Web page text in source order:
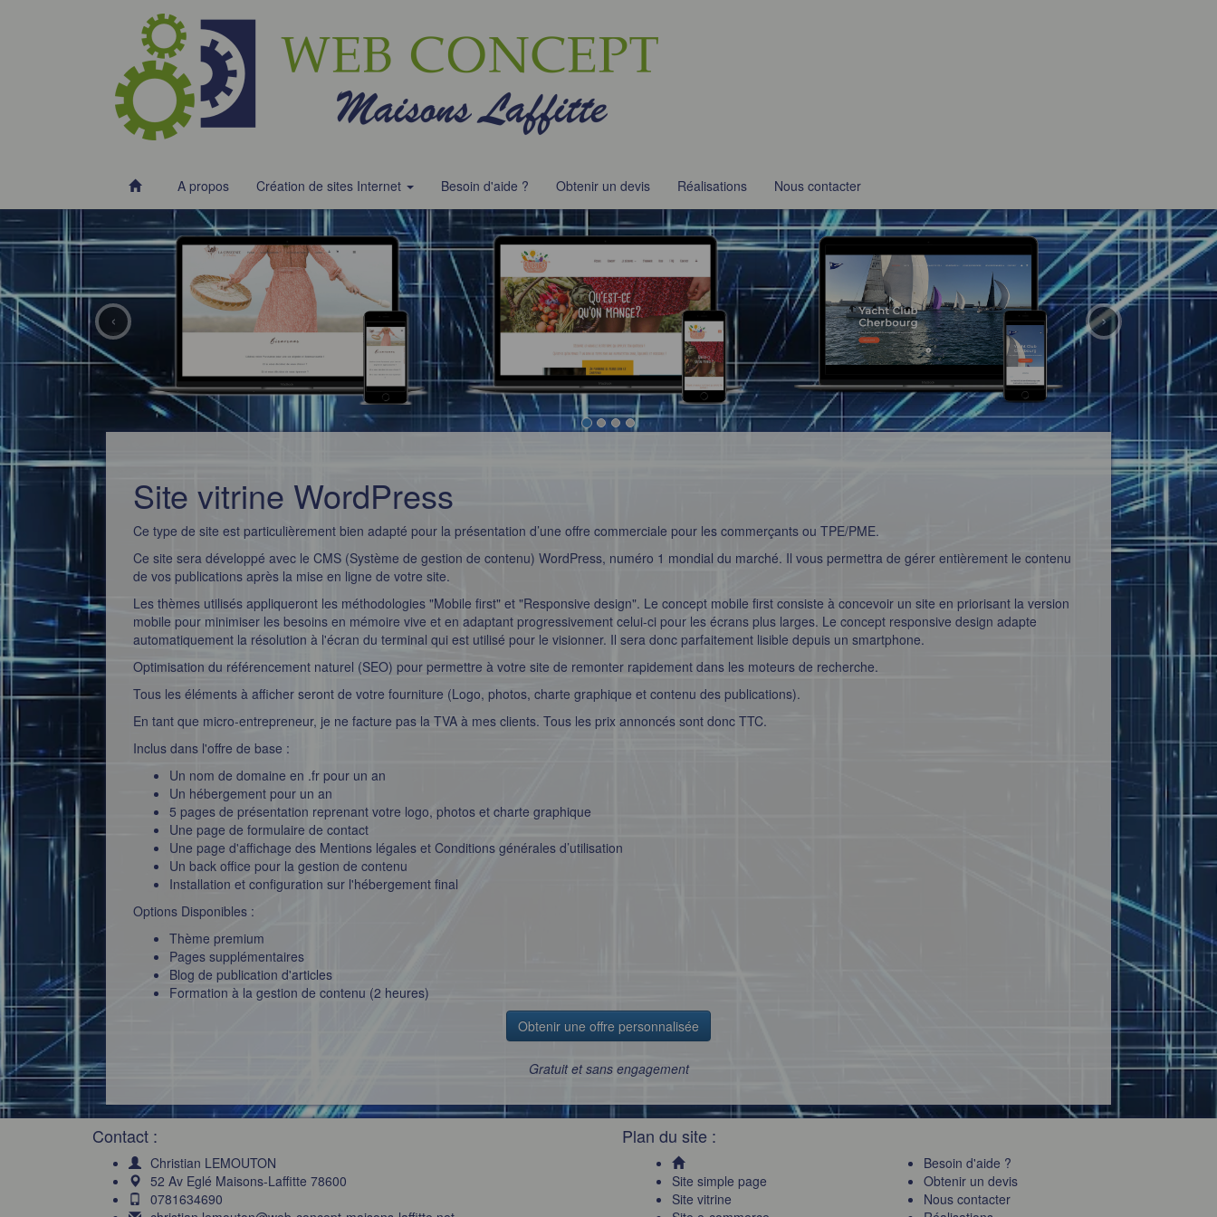
A propos Création de sites Internet Besoin d'aide ? Obtenir un devis Réalisations Nous contacter
‹ ›
Site vitrine WordPress
Ce type de site est particulièrement bien adapté pour la présentation d’une offre commerciale pour les commerçants ou TPE/PME.
Ce site sera développé avec le CMS (Système de gestion de contenu) WordPress , numéro 1 mondial du marché. Il vous permettra de gérer entièrement le contenu
de vos publications après la mise en ligne de votre site.
Les thèmes utilisés appliqueront les méthodologies "Mobile first" et "Responsive design". Le concept mobile first consiste à concevoir un site en priorisant la version
mobile pour minimiser les besoins en mémoire vive et en adaptant progressivement celui-ci pour les écrans plus larges. Le concept responsive design adapte
automatiquement la résolution à l'écran du terminal qui est utilisé pour le visionner. Il sera donc parfaitement lisible depuis un smartphone.
Optimisation du référencement naturel (SEO) pour permettre à votre site de remonter rapidement dans les moteurs de recherche.
Tous les éléments à afficher seront de votre fourniture (Logo, photos, charte graphique et contenu des publications).
En tant que micro-entrepreneur, je ne facture pas la TVA à mes clients. Tous les prix annoncés sont donc TTC.
Inclus dans l'offre de base :
Un nom de domaine en .fr pour un an
Un hébergement pour un an
5 pages de présentation reprenant votre logo, photos et charte graphique
Une page de formulaire de contact
Une page d'affichage des Mentions légales et Conditions générales d’utilisation
Un back office pour la gestion de contenu
Installation et configuration sur l'hébergement final
Options Disponibles :
Thème premium
Pages supplémentaires
Blog de publication d'articles
Formation à la gestion de contenu (2 heures)
Obtenir une offre personnalisée
Gratuit et sans engagement
Contact :
Christian LEMOUTON
52 Av Eglé Maisons-Laffitte 78600
0781634690
Plan du site :
Site simple page
Site vitrine
Besoin d'aide ?
Obtenir un devis
Nous contacter